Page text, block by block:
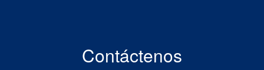
Contáctenos